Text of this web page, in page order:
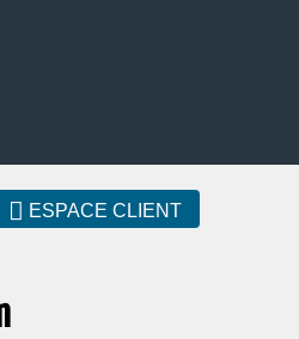
ESPACE CLIENT